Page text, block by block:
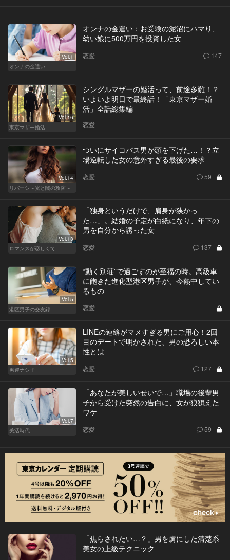
Vol.1
オンナの金遣い
オンナの金遣い：お受験の泥沼にハマり、
幼い娘に500万円を投資した女
恋愛 147
Vol.16
東京マザー婚活
シングルマザーの婚活って、前途多難！？
いよいよ明日で最終話！「東京マザー婚
活」全話総集編
恋愛
Vol.14
リバーシ～光と闇の攻防～
ついにサイコパス男が頭を下げた…！？立
場逆転した女の意外すぎる最後の要求
恋愛 59
Vol.13
ロマンスが恋しくて
「独身というだけで、肩身が狭かっ
た…」。結婚の予定が白紙になり、年下の
男を自分から誘った女
恋愛 137
Vol.5
港区男子の交友録
“動く別荘”で過ごすのが至福の時。高級車
に飽きた進化型港区男子が、今熱中してい
るもの
恋愛
Vol.5
男運ナシ子
LINEの連絡がマメすぎる男にご用心！2回
目のデートで明かされた、男の恐ろしい本
性とは
恋愛 127
Vol.7
美活時代
「あなたが美しいせいで…」職場の後輩男
子から受けた突然の告白に、女が狼狽えた
ワケ
恋愛 59
「焦らされたい…？」男を虜にした清楚系
美女の上級テクニック